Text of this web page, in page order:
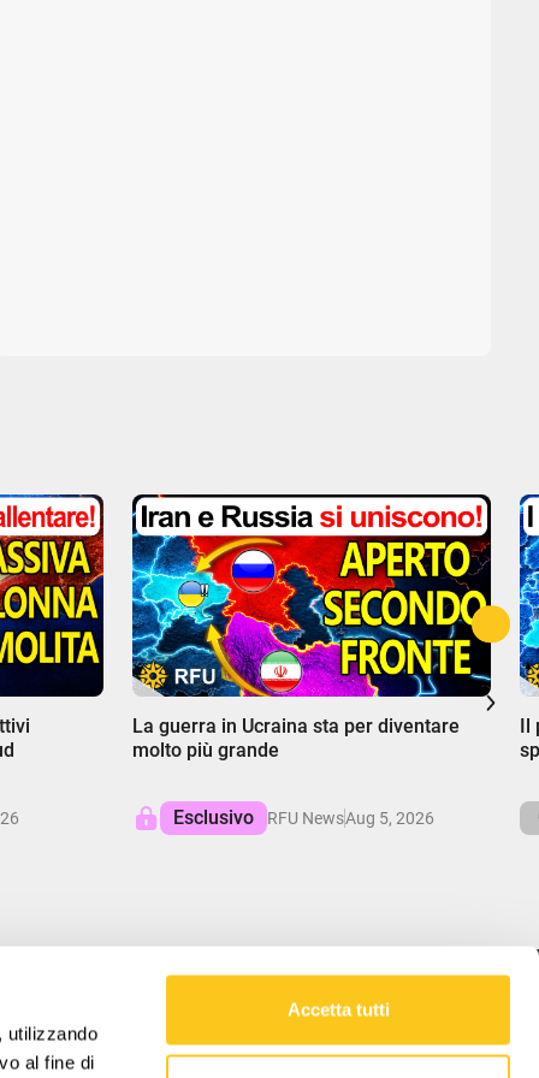
utilizzando
al fine di
Accetta tutti
La guerra in Ucraina sta per diventare
molto più grande
Esclusivo RFU NewsAug 5, 2026
LA NOSTRA MISSIONE
RFU offre approfondimenti equilibrati sugli